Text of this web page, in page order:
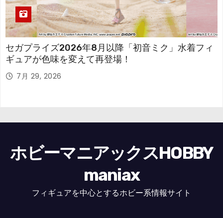
セガプライズ2026年8月以降「初音ミク」水着フィ
ギュアが色味を変えて再登場！
7月 29, 2026
ホビーマニアックスHOBBY
maniax
フィギュアを中心とするホビー系情報サイト